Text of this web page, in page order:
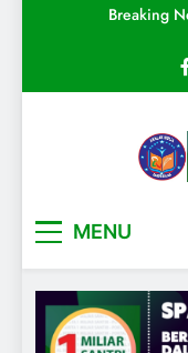
Breaking
MENU